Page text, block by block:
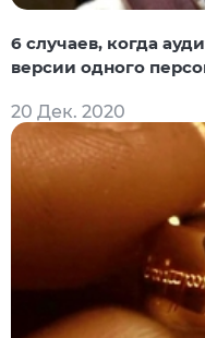
6 случаев, когда
версии одного
20 Дек. 2020